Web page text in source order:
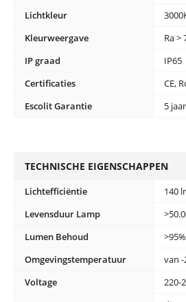
Lichtkleur
Kleurweergave
Ra >
IP graad
IP65
Certificaties
CE,
Escolit Garantie
5 jaar
TECHNISCHE EIGENSCHAPPEN
Lichtefficiëntie
140
Levensduur Lamp
Lumen Behoud
Omgevingstemperatuur
van -
Voltage
220-